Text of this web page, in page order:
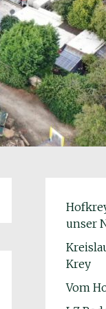
unser
Krey
Vom